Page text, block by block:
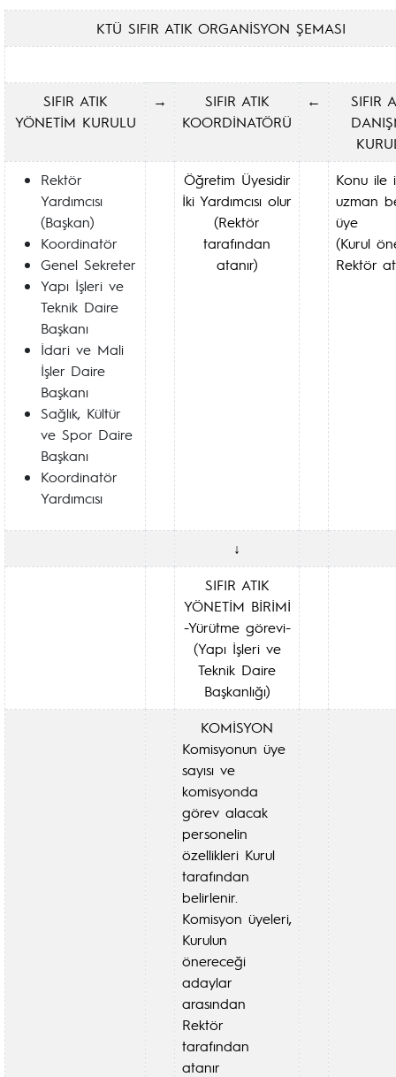
KTÜ SIFIR ATIK ORGANİSYON ŞEMASI
SIFIR ATIK
YÖNETİM KURULU
→
SIFIR ATIK
KOORDİNATÖRÜ
←
SIFIR
Rektör
Yardımcısı
(Başkan)
Koordinatör
Genel Sekreter
Yapı İşleri ve
Teknik Daire
Başkanı
İdari ve Mali
İşler Daire
Başkanı
Sağlık, Kültür
ve Spor Daire
Başkanı
Koordinatör
Yardımcısı
Öğretim Üyesidir
İki Yardımcısı olur
(Rektör
tarafından
atanır)
Konu ile
uzman
üye
(Kurul
Rektör
↓
SIFIR ATIK
YÖNETİM BİRİMİ
-Yürütme görevi-
(Yapı İşleri ve
Teknik Daire
Başkanlığı)
KOMİSYON
Komisyonun üye
sayısı ve
komisyonda
görev alacak
personelin
özellikleri Kurul
tarafından
belirlenir.
Komisyon üyeleri,
Kurulun
önereceği
adaylar
arasından
Rektör
tarafından
atanır